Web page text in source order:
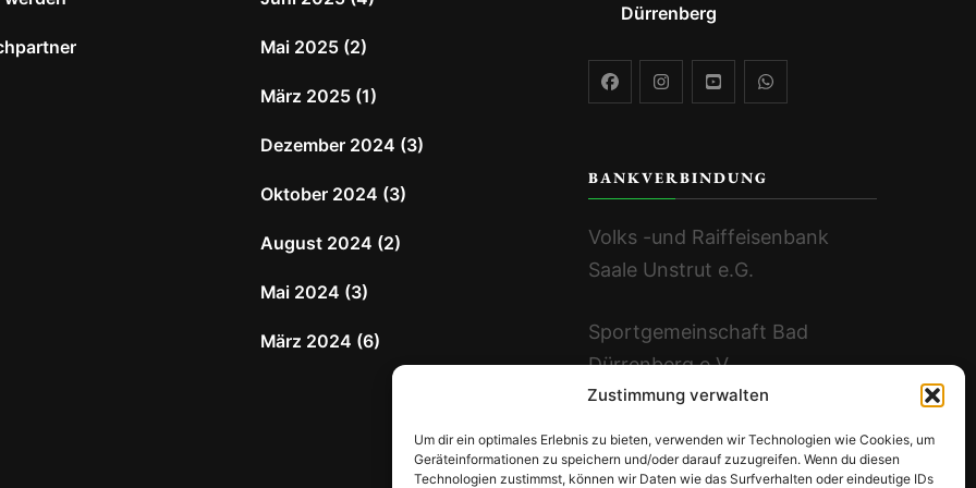
Zustimmung verwalten
Um dir ein optimales Erlebnis zu bieten, verwenden wir Technologien wie Cookies, um
Geräteinformationen zu speichern und/oder darauf zuzugreifen. Wenn du diesen
Technologien zustimmst, können wir Daten wie das Surfverhalten oder eindeutige IDs
Mai 2025 (2)
März 2025 (1)
Dezember 2024 (3)
Oktober 2024 (3)
August 2024 (2)
Mai 2024 (3)
März 2024 (6)
Dürrenberg
BANKVERBINDUNG
Volks -und Raiffeisenbank
Saale Unstrut e.G.
Sportgemeinschaft Bad
Dürrenberg e.V.
DE96 8006 3648 3201 5550
00